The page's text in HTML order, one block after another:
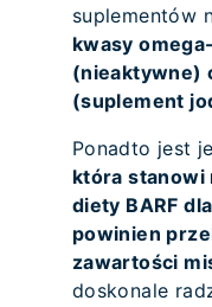
suplementów
kwasy
(nieaktywne)
(suplement
Ponadto jest
która stanowi
diety BARF
powinien
zawartości
doskonale